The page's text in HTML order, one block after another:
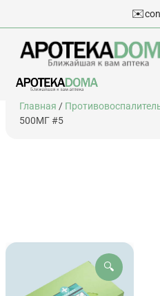
Перейти
содержимому
✉️
Главная /
500МГ #5
🔍